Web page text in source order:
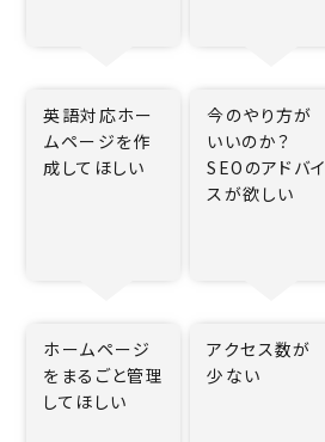
英語対応ホー
ムページを作
成してほしい
ホームページ
をまるごと管理
してほしい
今のやり方が
いいのか？
SEOのアドバイ
スが欲しい
アクセス数が
少ない